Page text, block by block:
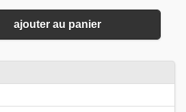
ajouter au panier